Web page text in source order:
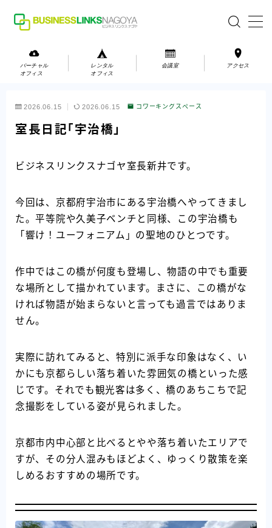
お問い合わせ
会社案内
バーチャル
オフィス
レンタル
オフィス
会議室 アクセス
2026.06.15 2026.06.15 コワーキングスペース
室長日記「宇治橋」
ビジネスリンクスナゴヤ室長新井です。
今回は、京都府宇治市にある宇治橋へやってきまし
た。平等院や久美子ベンチと同様、この宇治橋も
「響け！ユーフォニアム」の聖地のひとつです。
作中ではこの橋が何度も登場し、物語の中でも重要
な場所として描かれています。まさに、この橋がな
ければ物語が始まらないと言っても過言ではありま
せん。
実際に訪れてみると、特別に派手な印象はなく、い
かにも京都らしい落ち着いた雰囲気の橋といった感
じです。それでも観光客は多く、橋のあちこちで記
念撮影をしている姿が見られました。
京都市内中心部と比べるとやや落ち着いたエリアで
すが、その分人混みもほどよく、ゆっくり散策を楽
しめるおすすめの場所です。